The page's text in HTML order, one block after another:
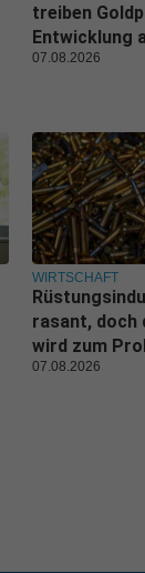
treiben
Entwicklung
07.08.2026
WIRTSCHAFT
rasant, doch
wird zum
07.08.2026